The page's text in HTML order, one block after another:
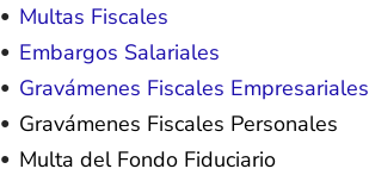
Multas Fiscales
Embargos Salariales
Gravámenes Fiscales Empresariales
Gravámenes Fiscales Personales
Multa del Fondo Fiduciario